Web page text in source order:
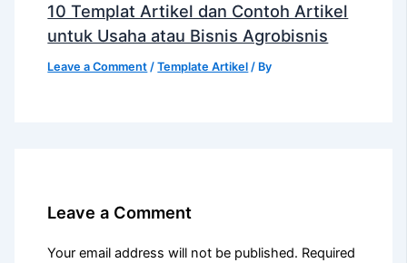
10 Templat Artikel dan Contoh Artikel
untuk Usaha atau Bisnis Agrobisnis
Leave a Comment /Template Artikel / By
Leave a Comment
Your email address will not be published. Required